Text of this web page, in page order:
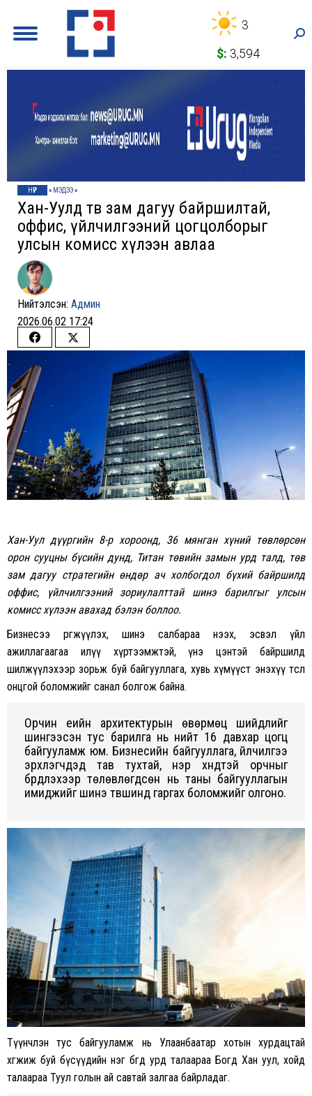
3
$: 3,594
НҮҮР » МЭДЭЭ»
Хан-Уулд төв зам дагуу байршилтай,
оффис, үйлчилгээний цогцолборыг
улсын комисс хүлээн авлаа
Нийтэлсэн: Админ
2026.06.02 17:24
Share
on
Facebook
Share
Хан-Уул дүүргийн 8-р хороонд, 36 мянган хүний төвлөрсөн
орон сууцны бүсийн дунд, Титан төвийн замын урд талд, төв
зам дагуу стратегийн өндөр ач холбогдол бүхий байршилд
оффис, үйлчилгээний зориулалттай шинэ барилгыг улсын
комисс хүлээн авахад бэлэн боллоо.
Бизнесээ өргөжүүлэх, шинэ салбараа нээх, эсвэл үйл
ажиллагаагаа илүү хүртээмжтэй, үнэ цэнтэй байршилд
шилжүүлэхээр зорьж буй байгууллага, хувь хүмүүст энэхүү төсөл
онцгой боломжийг санал болгож байна.
Орчин үеийн архитектурын өвөрмөц шийдлийг
шингээсэн тус барилга нь нийт 16 давхар цогц
байгууламж юм. Бизнесийн байгууллага, үйлчилгээ
эрхлэгчдэд тав тухтай, нэр хүндтэй орчныг
бүрдүүлэхээр төлөвлөгдсөн нь таны байгууллагын
имиджийг шинэ түвшинд гаргах боломжийг олгоно.
Түүнчлэн тус байгууламж нь Улаанбаатар хотын хурдацтай
хөгжиж буй бүсүүдийн нэг бөгөөд урд талаараа Богд Хан уул, хойд
талаараа Туул голын ай савтай залгаа байрладаг.